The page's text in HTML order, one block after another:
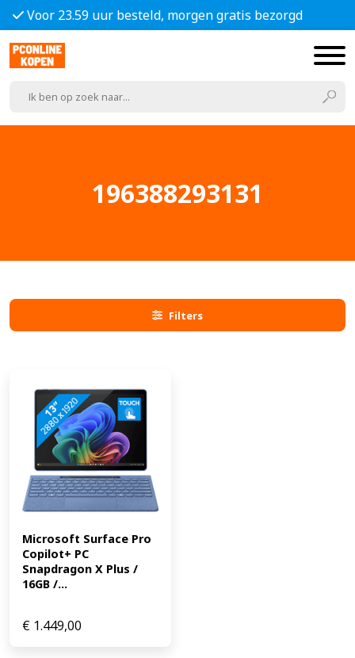
Voor 23.59 uur besteld, morgen gratis bezorgd
196388293131
Filters
Microsoft Surface Pro
Copilot+ PC
Snapdragon X Plus /
16GB /...
€ 1.449,00